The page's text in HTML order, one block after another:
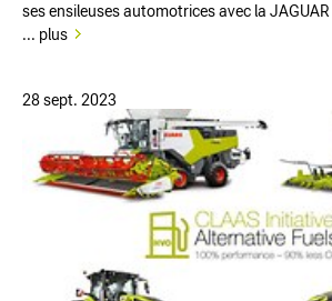
ses ensileuses automotrices avec la JAGUAR
... plus
28 sept. 2023